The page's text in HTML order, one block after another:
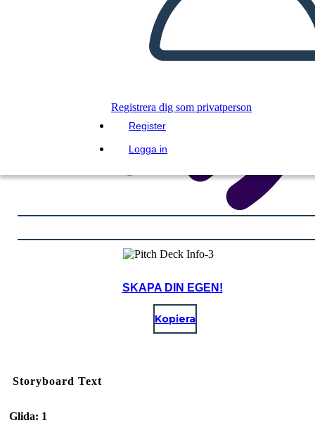
Registrera dig som privatperson
Register
Logga in
SKAPA DIN EGEN!
Kopiera
Storyboard Text
Glida: 1